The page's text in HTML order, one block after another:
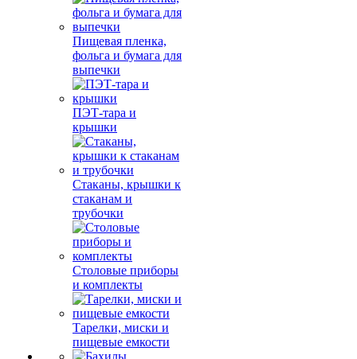
Пищевая пленка,
фольга и бумага для
выпечки
ПЭТ-тара и
крышки
Стаканы, крышки к
стаканам и
трубочки
Столовые приборы
и комплекты
Тарелки, миски и
пищевые емкости